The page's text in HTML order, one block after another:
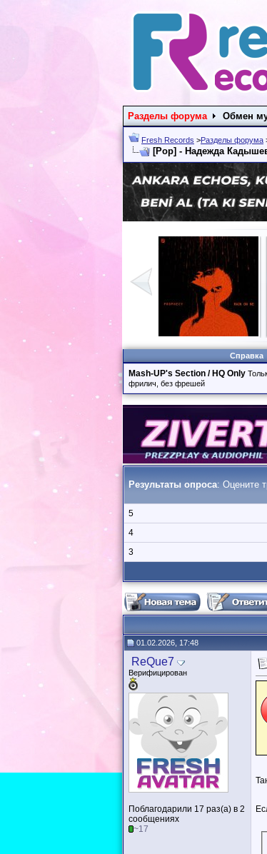
Разделы форума Обмен
Fresh Records >Разделы форума
[Pop] - Надежда
Справка
Mash-UP's Section / HQ Only
фрилич, без фрешей
Результаты опроса: Оцените
5
4
3
01.02.2026, 17:48
ReQue7
Верифицирован
Поблагодарили 17 раз(а) в 2
сообщениях
~17